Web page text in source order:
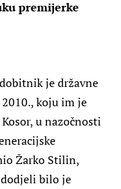
premijerke
je državne
koju im je
u nazočnosti
Žarko Stilin,
bilo je